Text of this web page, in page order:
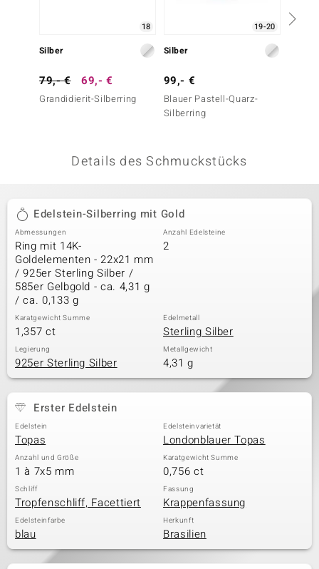
Classics
18
Silber
79,- € 69,- €
Grandidierit-Silberring
19-20
Silber
99,- €
Blauer Pastell-Quarz-
Silberring
Details des Schmuckstücks
Edelstein-Silberring mit Gold
Abmessungen
Ring mit 14K-
Goldelementen - 22x21 mm
/ 925er Sterling Silber /
585er Gelbgold - ca. 4,31 g
/ ca. 0,133 g
Anzahl Edelsteine
2
Karatgewicht Summe
1,357 ct
Edelmetall
Sterling Silber
Legierung
925er Sterling Silber
Metallgewicht
4,31 g
Erster Edelstein
Edelstein
Topas
Edelsteinvarietät
Londonblauer Topas
Anzahl und Größe
1 à 7x5 mm
Karatgewicht Summe
0,756 ct
Schliff
Tropfenschliff, Facettiert
Fassung
Krappenfassung
Edelsteinfarbe
blau
Herkunft
Brasilien